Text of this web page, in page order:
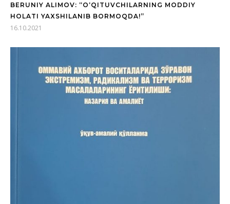
BERUNIY ALIMOV: “O‘QITUVCHILARNING MODDIY
HOLATI YAXSHILANIB BORMOQDA!”
16.10.2021